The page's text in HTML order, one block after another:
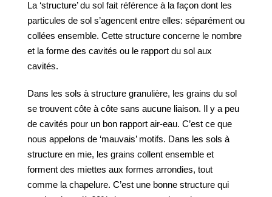
La ‘structure’ du sol fait référence à la façon dont les
particules de sol s’agencent entre elles: séparément ou
collées ensemble. Cette structure concerne le nombre
et la forme des cavités ou le rapport du sol aux
cavités.
Dans les sols à structure granulière, les grains du sol
se trouvent côte à côte sans aucune liaison. Il y a peu
de cavités pour un bon rapport air-eau. C’est ce que
nous appelons de ‘mauvais’ motifs. Dans les sols à
structure en mie, les grains collent ensemble et
forment des miettes aux formes arrondies, tout
comme la chapelure. C’est une bonne structure qui